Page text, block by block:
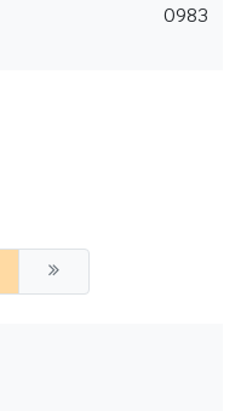
0983